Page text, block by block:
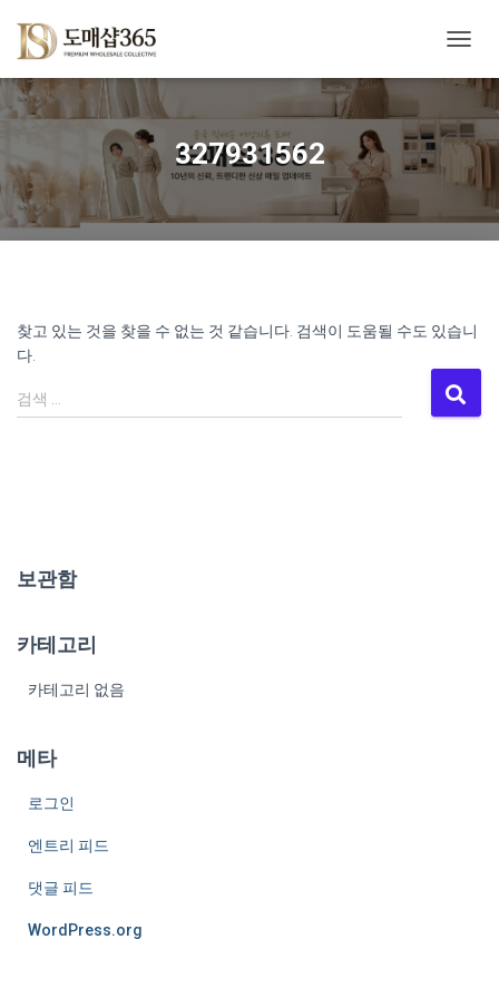
비
이
션
글
327931562
찾고 있는 것을 찾을 수 없는 것 같습니다. 검색이 도움될 수도 있습니
다.
검
색:
검색 …
보관함
카테고리
카테고리 없음
메타
로그인
엔트리 피드
댓글 피드
WordPress.org